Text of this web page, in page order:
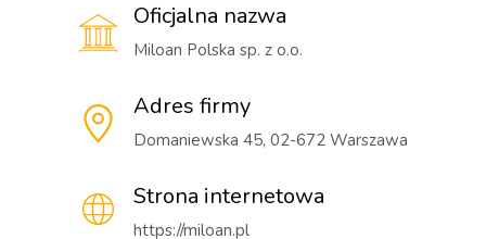
Oficjalna nazwa
Miloan Polska sp. z o.o.
Adres firmy
Domaniewska 45, 02-672 Warszawa
Strona internetowa
https://miloan.pl